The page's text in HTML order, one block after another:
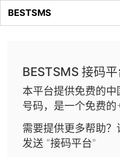
BESTSMS
BESTSMS 接码平
本平台提供免费的
号码，是一个免费
需要提供更多帮助
发送 "接码平台"